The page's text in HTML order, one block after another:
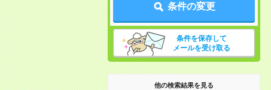
条件の変更
条件を保存して
メールを受け取る
他の検索結果を見る